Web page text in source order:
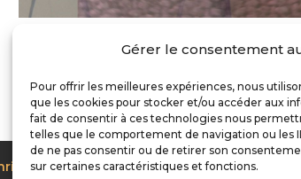
Gérer le consentement
Pour offrir les meilleures expériences, nous
que les cookies pour stocker et/ou accéder aux
fait de consentir à ces technologies nous
telles que le comportement de navigation ou les
de ne pas consentir ou de retirer son
sur certaines caractéristiques et fonctions.
A propos Contact